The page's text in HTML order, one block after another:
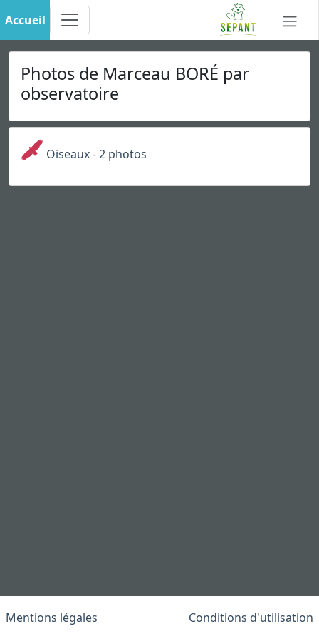
Accueil
Photos de Marceau BORÉ par
observatoire
Oiseaux - 2 photos
Mentions légales Conditions d'utilisation